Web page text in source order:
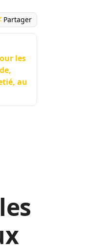
Partager
les
au